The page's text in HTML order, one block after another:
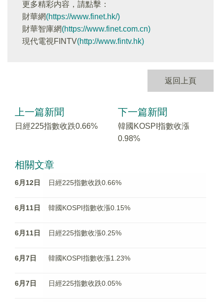
更多精彩内容，請點擊：
財華網(https://www.finet.hk/)
財華智庫網(https://www.finet.com.cn)
現代電視FINTV(http://www.fintv.hk)
返回上頁
上一篇新聞
日經225指數收跌0.66%
下一篇新聞
韓國KOSPI指數收漲
0.98%
相關文章
6月12日 日經225指數收跌0.66%
6月11日 韓國KOSPI指數收漲0.15%
6月11日 日經225指數收漲0.25%
6月7日 韓國KOSPI指數收漲1.23%
6月7日 日經225指數收跌0.05%